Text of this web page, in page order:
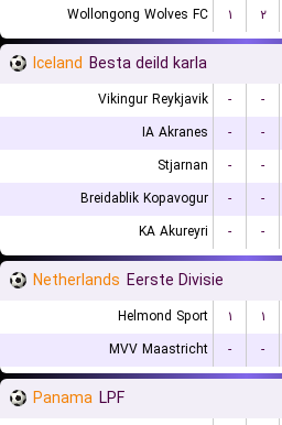
Wollongong Wolves FC ۱ ۲
Iceland Besta deild karla
Vikingur Reykjavik - -
IA Akranes
- -
Stjarnan
- -
Breidablik Kopavogur
- -
KA Akureyri
- -
Netherlands Eerste Divisie
Helmond Sport ۱ ۱
MVV Maastricht
- -
Panama LPF